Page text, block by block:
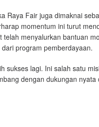
Raya Fair juga dimaknai
momentum ini turut
menyalurkan bantuan
program pemberdayaan.
sukses lagi. Ini salah satu
dengan dukungan